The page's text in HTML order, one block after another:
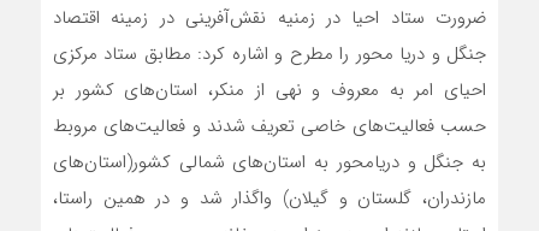
ضرورت ستاد احیا در زمنیه نقش‌آفرینی در زمینه اقتصاد
جنگل و دریا محور را مطرح و اشاره کرد: مطابق ستاد مرکزی
احیای امر به معروف و نهی از منکر، استان‌های کشور بر
حسب فعالیت‌های خاصی تعریف شدند و فعالیت‌های مروبط
به جنگل و دریامحور به استان‌های شمالی کشور(استان‌های
مازندران، گلستان و گیلان) واگذار شد و در همین راستا،